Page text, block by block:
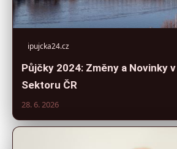
ipujcka24.cz
Půjčky 2024: Změny a Novinky
Sektoru ČR
28. 6. 2026